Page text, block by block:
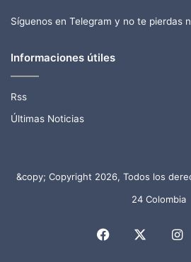
Síguenos en Telegram y no te pierdas
Informaciones útiles
Rss
Últimas Noticias
&copy; Copyright 2026, Todos los
24 Colombia
Facebook